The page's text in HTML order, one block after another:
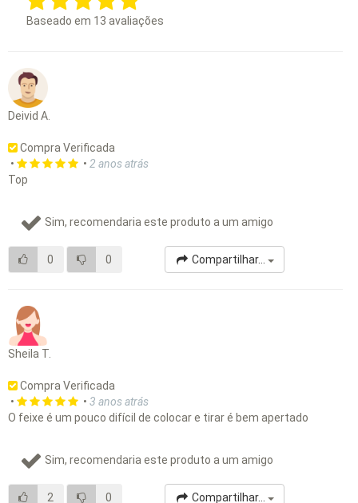
Baseado em 13 avaliações
Deivid A.
Compra Verificada
•
• 2 anos atrás
Top
Sim, recomendaria este produto a um amigo
0 0 Compartilhar...
Sheila T.
Compra Verificada
•
• 3 anos atrás
O feixe é um pouco difícil de colocar e tirar é bem apertado
Sim, recomendaria este produto a um amigo
2 0 Compartilhar...